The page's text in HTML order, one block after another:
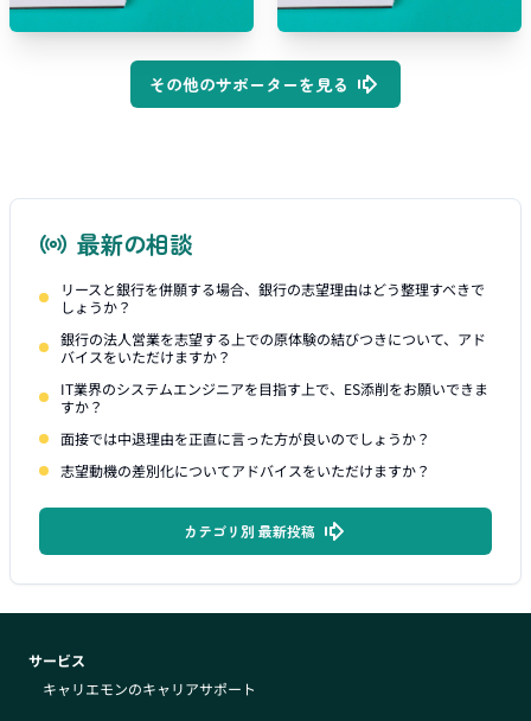
その他のサポーターを見る
最新の相談
リースと銀行を併願する場合、銀行の志望理由はどう整理すべきで
しょうか？
銀行の法人営業を志望する上での原体験の結びつきについて、アド
バイスをいただけますか？
IT業界のシステムエンジニアを目指す上で、ES添削をお願いできま
すか？
面接では中退理由を正直に言った方が良いのでしょうか？
志望動機の差別化についてアドバイスをいただけますか？
カテゴリ別 最新投稿
サービス
キャリエモンのキャリアサポート